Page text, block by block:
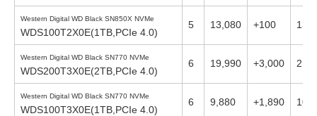
Western Digital WD Black SN850X NVMe
WDS100T2X0E(1TB,PCIe 4.0)
5 13,080 +100
Western Digital WD Black SN770 NVMe
WDS200T3X0E(2TB,PCIe 4.0)
6 19,990 +3,000
Western Digital WD Black SN770 NVMe
WDS100T3X0E(1TB,PCIe 4.0)
6 9,880 +1,890